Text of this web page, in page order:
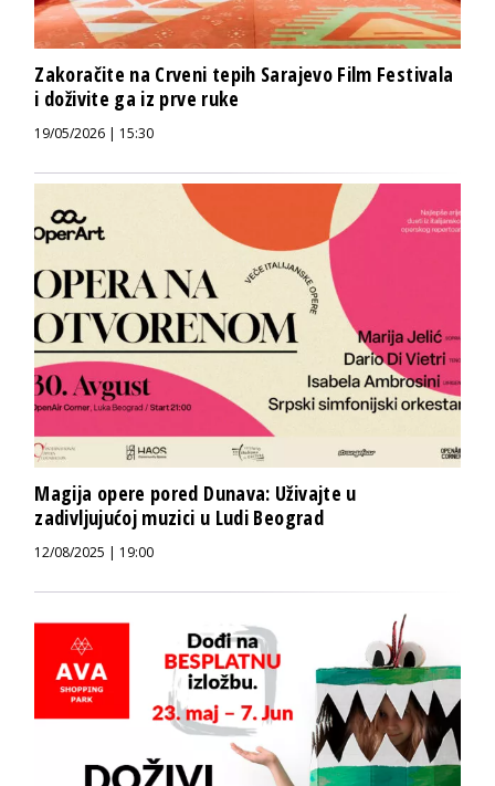
Zakoračite na Crveni tepih Sarajevo Film Festivala
i doživite ga iz prve ruke
19/05/2026 | 15:30
Magija opere pored Dunava: Uživajte u
zadivljujućoj muzici u Ludi Beograd
12/08/2025 | 19:00